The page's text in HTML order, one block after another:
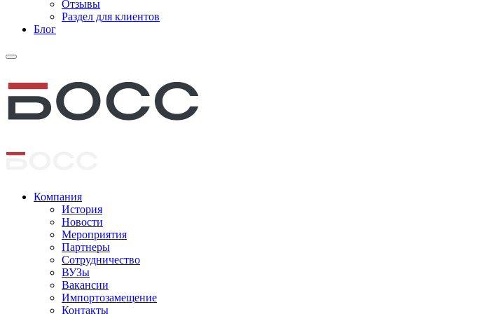
Отзывы
Раздел для клиентов
Блог
Компания
История
Новости
Мероприятия
Партнеры
Сотрудничество
ВУЗы
Вакансии
Импортозамещение
Контакты